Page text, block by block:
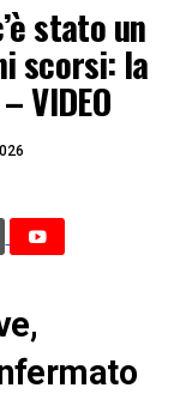
stato un
scorsi: la
VIDEO